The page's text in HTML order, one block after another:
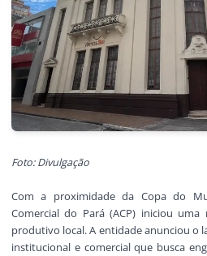
Foto: Divulgação
Com a proximidade da Copa do
Comercial do Pará (ACP) iniciou
produtivo local. A entidade anunciou o
institucional e comercial que busca